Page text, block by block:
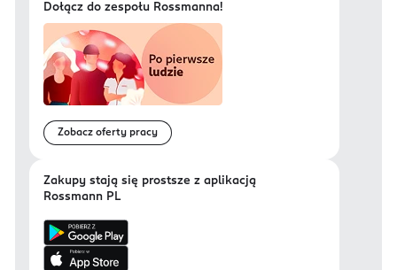
Dołącz do zespołu Rossmanna!
Zobacz oferty pracy
Zakupy stają się prostsze z aplikacją
Rossmann PL